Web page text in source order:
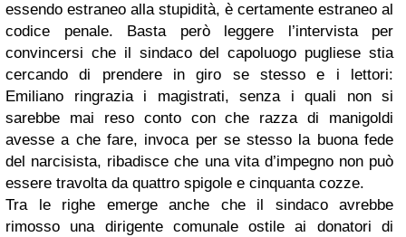
essendo estraneo alla stupidità, è certamente estraneo al
codice penale. Basta però leggere l’intervista per
convincersi che il sindaco del capoluogo pugliese stia
cercando di prendere in giro se stesso e i lettori:
Emiliano ringrazia i magistrati, senza i quali non si
sarebbe mai reso conto con che razza di manigoldi
avesse a che fare, invoca per se stesso la buona fede
del narcisista, ribadisce che una vita d’impegno non può
essere travolta da quattro spigole e cinquanta cozze.
Tra le righe emerge anche che il sindaco avrebbe
rimosso una dirigente comunale ostile ai donatori di